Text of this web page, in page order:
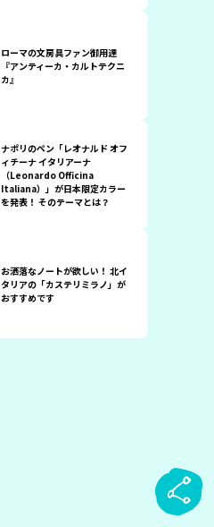
ローマの文房具ファン御用達
『アンティーカ・カルトテクニ
カ』
ナポリのペン「レオナルド オフ
ィチーナ イタリアーナ
（Leonardo Officina
Italiana）」が日本限定カラー
を発表！ そのテーマとは？
お洒落なノートが欲しい！ 北イ
タリアの「カステリミラノ」が
おすすめです